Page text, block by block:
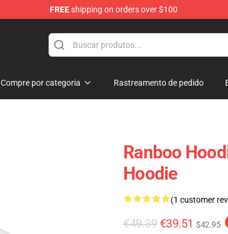
FREEshipping on orders over $100
Compre por categoria Rastreamento de pedido
Ranboo
Hoodie
(1 customer
€49.39 €39.51 $42.95